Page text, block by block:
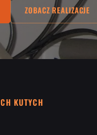
ZOBACZ REALIZACJE
KUTYCH